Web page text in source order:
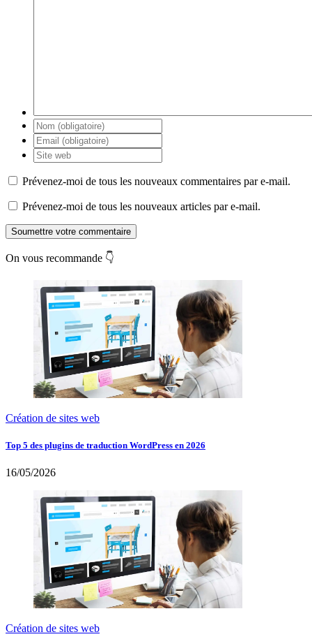
Prévenez-moi de tous les nouveaux commentaires par e-mail.
Prévenez-moi de tous les nouveaux articles par e-mail.
Soumettre votre commentaire
On vous recommande 👇
Création de sites web
Top 5 des plugins de traduction WordPress en 2026
16/05/2026
Création de sites web